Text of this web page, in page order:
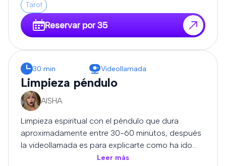
Tarot
Reservar por 35
30 min Videollamada
Limpieza péndulo
AISHA
Limpieza espiritual con el péndulo que dura
aproximadamente entre 30-60 minutos, después
la videollamada es para explicarte como ha ido
todo, y que me expongas tus dudas.
Leer más